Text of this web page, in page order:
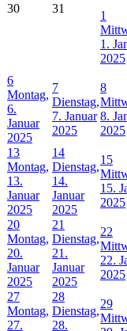
30
31
1
1.
2025
6
Montag,
6.
Januar
2025
7
Dienstag,
7. Januar
2025
8
8.
2025
13
Montag,
13.
Januar
2025
14
Dienstag,
14.
Januar
2025
15
15.
2025
20
Montag,
20.
Januar
2025
21
Dienstag,
21.
Januar
2025
22
22.
2025
27
Montag,
27.
28
Dienstag,
28.
29